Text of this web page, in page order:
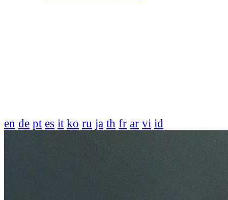
en de pt es it ko ru ja th fr ar vi id